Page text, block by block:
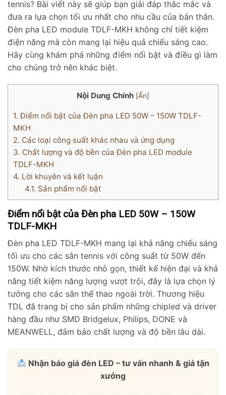
tennis? Bài viết này sẽ giúp bạn giải đáp thắc mắc và
đưa ra lựa chọn tối ưu nhất cho nhu cầu của bản thân.
Đèn pha LED module TDLF-MKH không chỉ tiết kiệm
điện năng mà còn mang lại hiệu quả chiếu sáng cao.
Hãy cùng khám phá những điểm nổi bật và điều gì làm
cho chúng trở nên khác biệt.
Nội Dung Chính [Ẩn]
1. Điểm nổi bật của Đèn pha LED 50W – 150W TDLF-
MKH
2. Các loại công suất khác nhau và ứng dụng
3. Chất lượng và độ bền của Đèn pha LED module
TDLF-MKH
4. Lời khuyên và kết luận
4.1. Sản phẩm nổi bật
Điểm nổi bật của Đèn pha LED 50W – 150W
TDLF-MKH
Đèn pha LED TDLF-MKH mang lại khả năng chiếu sáng
tối ưu cho các sân tennis với công suất từ 50W đến
150W. Nhờ kích thước nhỏ gọn, thiết kế hiện đại và khả
năng tiết kiệm năng lượng vượt trội, đây là lựa chọn lý
tưởng cho các sân thể thao ngoài trời. Thương hiệu
TDL đã trang bị cho sản phẩm những chipled và driver
hàng đầu như SMD Bridgelux, Philips, DONE và
MEANWELL, đảm bảo chất lượng và độ bền lâu dài.
Nhận báo giá đèn LED – tư vấn nhanh & giá tận
xưởng